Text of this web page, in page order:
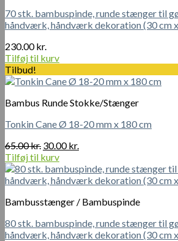
70 stk. bambuspinde, runde stænger til
håndværk, håndværk dekoration (30 cm
230.00kr.
Tilføj til kurv
Tilbud!
Bambus Runde Stokke/Stænger
Tonkin Cane Ø 18-20 mm x 180 cm
65.00kr. Den
oprindelige
pris
var:
30.00kr.
pris
er:
Tilføj til kurv
Bambusstænger / Bambuspinde
80 stk. bambuspinde, runde stænger til
håndværk, håndværk dekoration (30 cm